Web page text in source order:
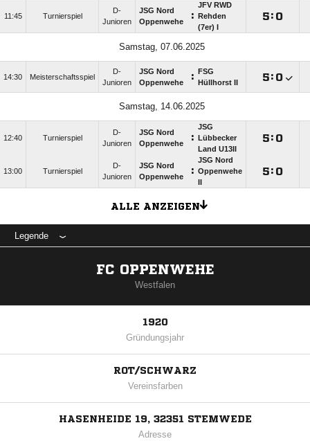
11:45 Turnierspiel
D-
Junioren
JSG Nord
Oppenwehe
:
JFV RWD
Rehden
(7er) I
: 
Samstag, 07.06.2025
14:30 Meisterschaftsspiel
D-
Junioren
JSG Nord
Oppenwehe
:
FSG
Hüllhorst II
: 
Samstag, 14.06.2025
12:40 Turnierspiel
D-
Junioren
JSG Nord
Oppenwehe
:
JSG
Lübbecker
Land U13II
: 
13:00 Turnierspiel
D-
Junioren
JSG Nord
Oppenwehe
:
JSG Nord
Oppenwehe
: 
ALLE ANZEIGEN
Legende
FC OPPENWEHE
Westfalen
1920
Gründungsjahr
ROT/SCHWARZ
Vereinsfarben
HASENHEIDE 19, 32351 STEMWEDE
Adresse